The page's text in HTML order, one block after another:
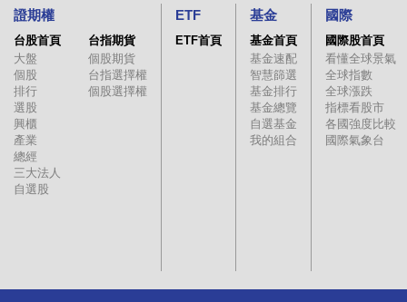
證期權
台股首頁
大盤
個股
排行
選股
興櫃
產業
總經
三大法人
自選股
台指期貨
個股期貨
台指選擇權
個股選擇權
ETF
ETF首頁
基金
基金首頁
基金速配
智慧篩選
基金排行
基金總覽
自選基金
我的組合
國際
國際股首頁
看懂全球景氣
全球指數
全球漲跌
指標看股市
各國強度比較
國際氣象台